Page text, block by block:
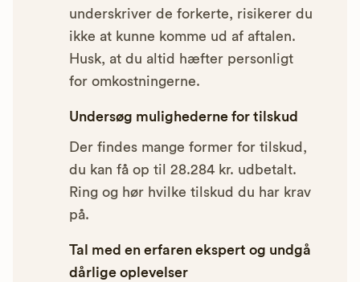
underskriver de forkerte, risikerer du
ikke at kunne komme ud af aftalen.
Husk, at du altid hæfter personligt
for omkostningerne.
Undersøg mulighederne for tilskud
Der findes mange former for tilskud,
du kan få op til 28.284 kr. udbetalt.
Ring og hør hvilke tilskud du har krav
på.
Tal med en erfaren ekspert og undgå
dårlige oplevelser